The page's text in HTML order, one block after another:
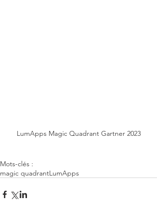
LumApps Magic Quadrant Gartner 2023
Mots-clés :
magic quadrantLumApps